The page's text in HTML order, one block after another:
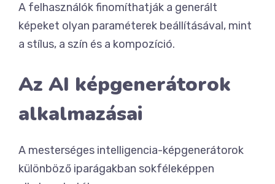
A felhasználók finomíthatják a generált
képeket olyan paraméterek beállításával, mint
a stílus, a szín és a kompozíció.
Az AI képgenerátorok
alkalmazásai
A mesterséges intelligencia-képgenerátorok
különböző iparágakban sokféleképpen